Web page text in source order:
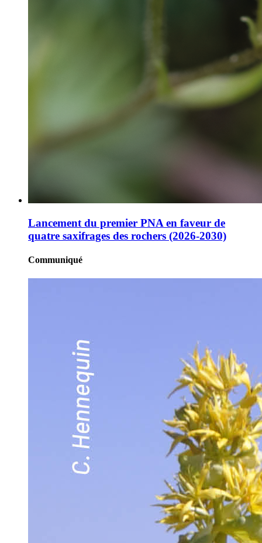
Lancement du premier PNA en faveur de
quatre saxifrages des rochers (2026-2030)
Communiqué